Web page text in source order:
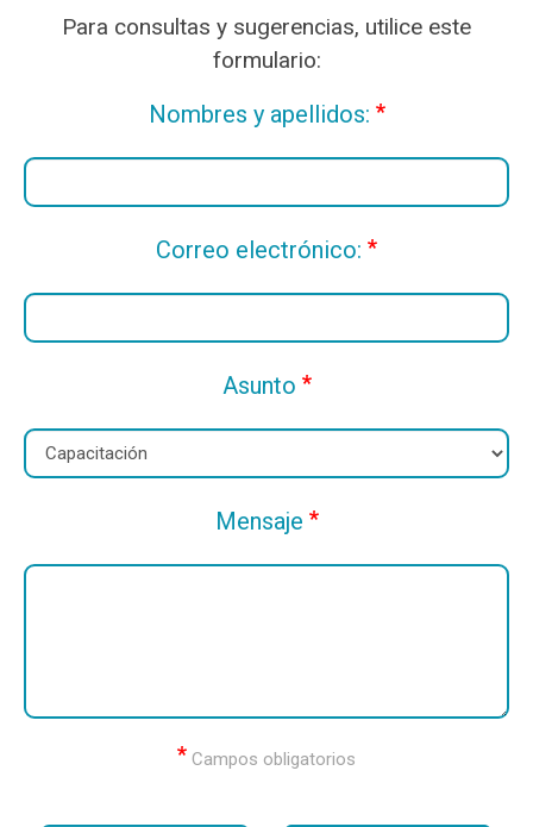
Para consultas y sugerencias, utilice este
formulario:
Nombres y apellidos:
Correo electrónico:
Asunto
Mensaje
Campos obligatorios